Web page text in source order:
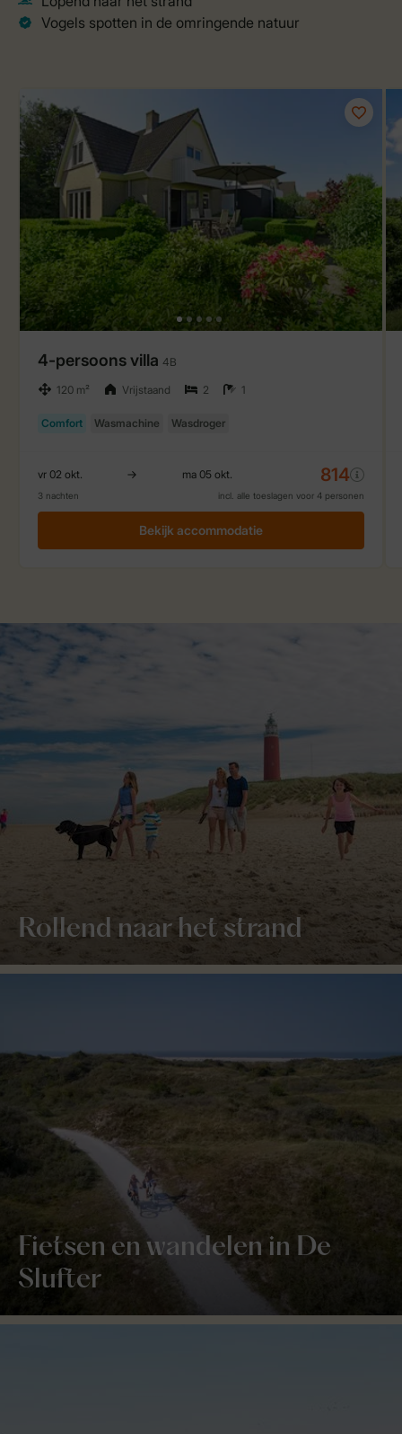
Rollend naar het strand
Fietsen en wandelen in De
Slufter